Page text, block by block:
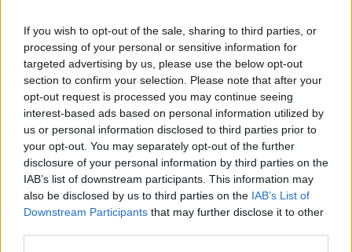
If you wish to opt-out of the sale, sharing to third parties, or
processing of your personal or sensitive information for
targeted advertising by us, please use the below opt-out
section to confirm your selection. Please note that after your
opt-out request is processed you may continue seeing
interest-based ads based on personal information utilized by
us or personal information disclosed to third parties prior to
your opt-out. You may separately opt-out of the further
disclosure of your personal information by third parties on the
IAB’s list of downstream participants. This information may
also be disclosed by us to third parties on the IAB’s List of
Downstream Participants that may further disclose it to other